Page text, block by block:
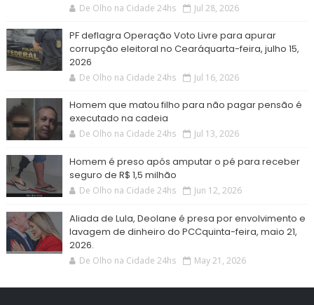
De Olho na Cidade 24hs Jul 28, 2026
PF deflagra Operação Voto Livre para apurar
corrupção eleitoral no Cearáquarta-feira, julho 15,
2026
De Olho na Cidade 24hs Jul 16, 2026
Homem que matou filho para não pagar pensão é
executado na cadeia
De Olho na Cidade 24hs Jul 13, 2026
Homem é preso após amputar o pé para receber
seguro de R$ 1,5 milhão
De Olho na Cidade 24hs Jun 12, 2026
Aliada de Lula, Deolane é presa por envolvimento e
lavagem de dinheiro do PCCquinta-feira, maio 21,
2026.
De Olho na Cidade 24hs May 21, 2026